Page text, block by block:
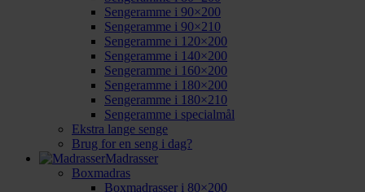
Sengeramme i 90×200
Sengeramme i 90×210
Sengeramme i 120×200
Sengeramme i 140×200
Sengeramme i 160×200
Sengeramme i 180×200
Sengeramme i 180×210
Sengeramme i specialmål
Ekstra lange senge
Brug for en seng i dag?
Madrasser
Boxmadras
Boxmadrasser i 80×200